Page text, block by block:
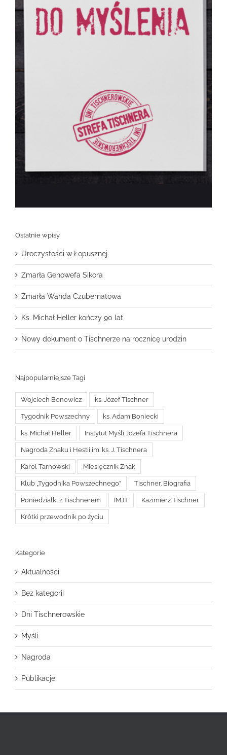
Ostatnie wpisy
Uroczystości w Łopusznej
Zmarła Genowefa Sikora
Zmarła Wanda Czubernatowa
Ks. Michał Heller kończy 90 lat
Nowy dokument o Tischnerze na rocznicę urodzin
Najpopularniejsze Tagi
Wojciech Bonowicz ks. Józef Tischner
Tygodnik Powszechny ks. Adam Boniecki
ks. Michał Heller Instytut Myśli Józefa Tischnera
Nagroda Znaku i Hestii im. ks. J. Tischnera
Karol Tarnowski Miesięcznik Znak
Klub „Tygodnika Powszechnego” Tischner. Biografia
Poniedziałki z Tischnerem IMJT Kazimierz Tischner
Krótki przewodnik po życiu
Kategorie
Aktualności
Bez kategorii
Dni Tischnerowskie
Myśli
Nagroda
Publikacje